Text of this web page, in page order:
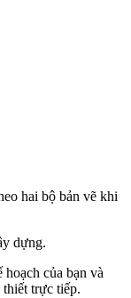
hai bộ bản vẽ khi
dựng.
của bạn và
thiết trực tiếp.